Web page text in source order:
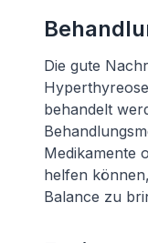
Die gute
behandelt
Medikamente
helfen
Balance zu